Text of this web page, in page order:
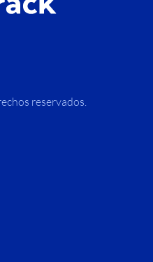
reservados.